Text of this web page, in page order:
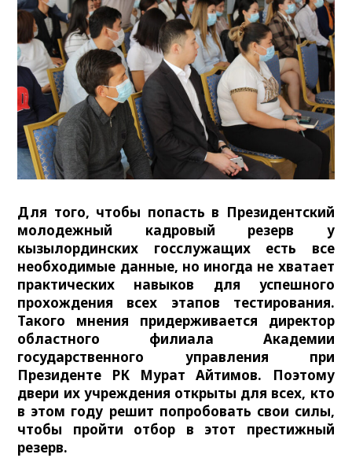
Для того, чтобы попасть в Президентский
молодежный кадровый резерв у
кызылординских госслужащих есть все
необходимые данные, но иногда не хватает
практических навыков для успешного
прохождения всех этапов тестирования.
Такого мнения придерживается директор
областного филиала Академии
государственного управления при
Президенте РК Мурат Айтимов. Поэтому
двери их учреждения открыты для всех, кто
в этом году решит попробовать свои силы,
чтобы пройти отбор в этот престижный
резерв.